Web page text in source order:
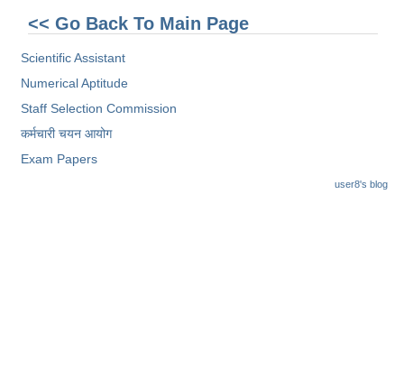
<< Go Back To Main Page
Scientific Assistant
Numerical Aptitude
Staff Selection Commission
कर्मचारी चयन आयोग
Exam Papers
user8's blog